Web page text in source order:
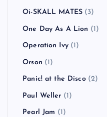
Oi-SKALL MATES (3)
One Day As A Lion (1)
Operation Ivy(1)
Orson (1)
Panic! at the Disco(2)
Paul Weller (1)
Pearl Jam (1)